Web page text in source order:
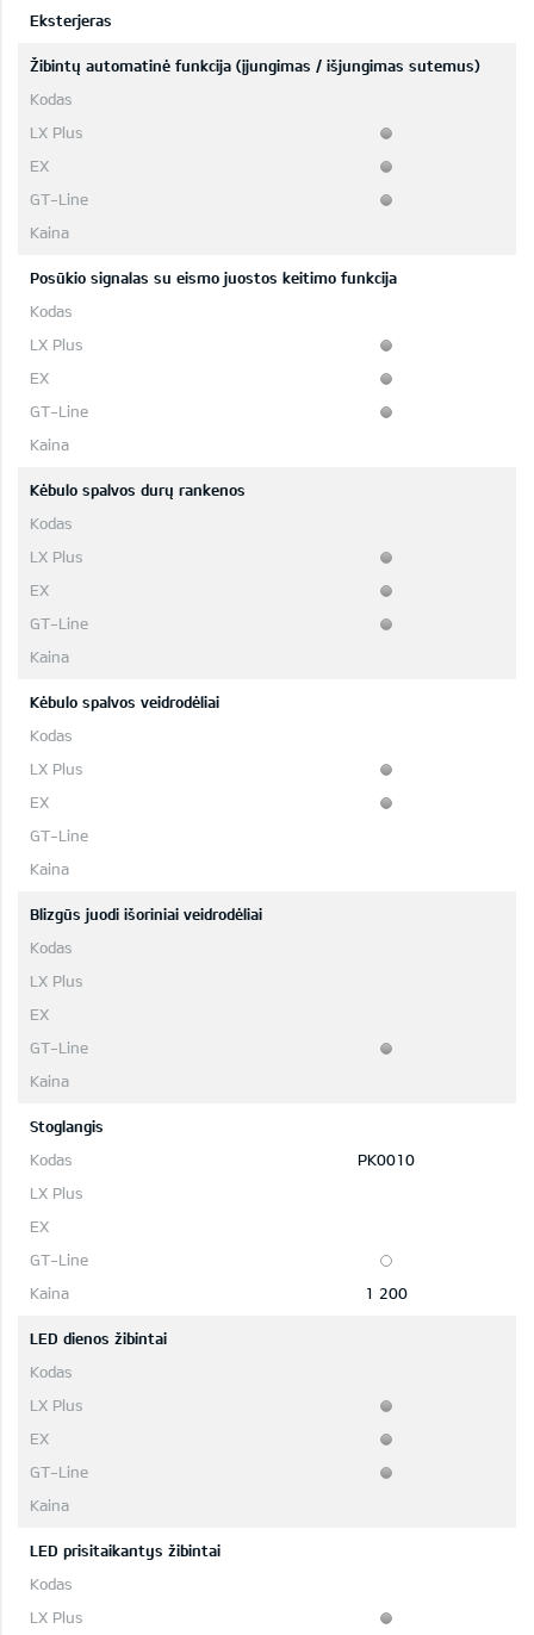
Eksterjeras
Žibintų automatinė funkcija (įjungimas / išjungimas sutemus)
Posūkio signalas su eismo juostos keitimo funkcija
Kėbulo spalvos durų rankenos
Kėbulo spalvos veidrodėliai
Blizgūs juodi išoriniai veidrodėliai
Stoglangis
PK0010
1 200
LED dienos žibintai
LED prisitaikantys žibintai